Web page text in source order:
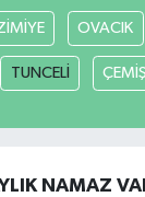
OVACIK
TUNCELİ
NAMAZ